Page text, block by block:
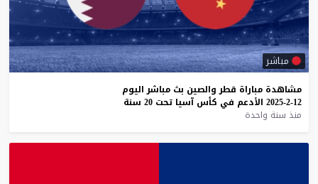
مباشر
مشاهدة مباراة قطر والصين بث مباشر اليوم
12-2-2025
الأدعم في كأس آسيا تحت 20 سنة
منذ سنة واحدة